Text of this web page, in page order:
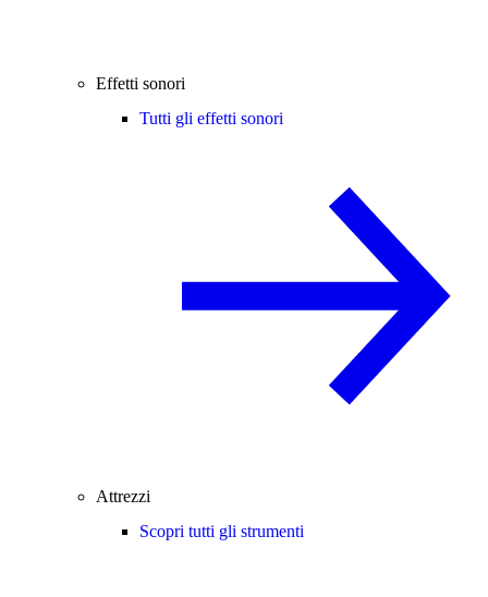
Effetti sonori
Tutti gli effetti sonori
Attrezzi
Scopri tutti gli strumenti